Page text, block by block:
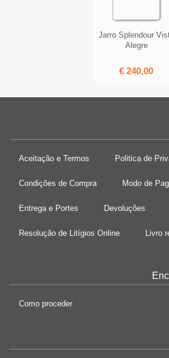
Jarro Splendour
Alegre
€ 240,00
Aceitação e Termos Politica de
Condições de Compra Modo de
Entrega e Portes Devoluções
Resolução de Litígios Online Livro
Como proceder